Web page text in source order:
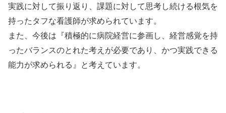
実践に対して振り返り、課題に対して思考し続ける根気を
持ったタフな看護師が求められています。
また、今後は『積極的に病院経営に参画し、経営感覚を持
ったバランスのとれた考えが必要であり、かつ実践できる
能力が求められる』と考えています。